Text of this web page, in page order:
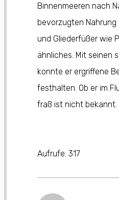
Binnenmeeren nach
bevorzugten
und Gliederfüßer wie
ähnliches. Mit seinen
konnte er ergriffene
festhalten. Ob er im
fraß ist nicht bekannt.
Aufrufe: 317